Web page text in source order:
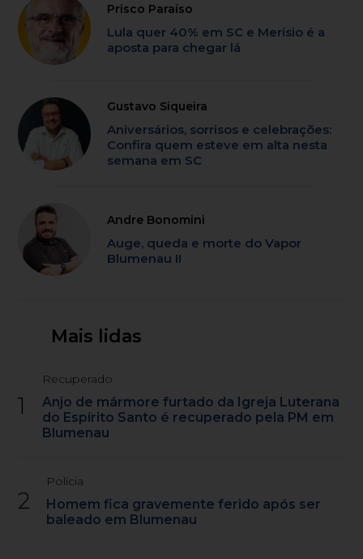
Prisco Paraíso
Lula quer 40% em SC e Merísio é a
aposta para chegar lá
Gustavo Siqueira
Aniversários, sorrisos e celebrações:
Confira quem esteve em alta nesta
semana em SC
Andre Bonomini
Auge, queda e morte do Vapor
Blumenau II
Mais lidas
1
Recuperado
Anjo de mármore furtado da Igreja Luterana
do Espírito Santo é recuperado pela PM em
Blumenau
2
Polícia
Homem fica gravemente ferido após ser
baleado em Blumenau